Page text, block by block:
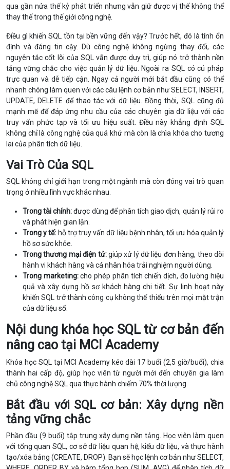
qua gần nửa thế kỷ phát triển nhưng vẫn giữ được vị thế không thể
thay thế trong thế giới công nghệ.
Điều gì khiến SQL tồn tại bền vững đến vậy? Trước hết, đó là tính ổn
định và đáng tin cậy. Dù công nghệ không ngừng thay đổi, các
nguyên tắc cốt lõi của SQL vẫn được duy trì, giúp nó trở thành nền
tảng vững chắc cho việc quản lý dữ liệu. Ngoài ra SQL có cú pháp
trực quan và dễ tiếp cận. Ngay cả người mới bắt đầu cũng có thể
nhanh chóng làm quen với các câu lệnh cơ bản nhưSELECT, INSERT,
UPDATE, DELETE để thao tác với dữ liệu. Đồng thời, SQL cũng đủ
mạnh mẽ để đáp ứng nhu cầu của các chuyên gia dữ liệu với các
truy vấn phức tạp và tối ưu hiệu suất. Điều này khẳng định SQL
không chỉ là công nghệ của quá khứ mà còn là chìa khóa cho tương
lai của phân tích dữ liệu.
Vai Trò Của SQL
SQL không chỉ giới hạn trong một ngành mà còn đóng vai trò quan
trọng ở nhiều lĩnh vực khác nhau.
Trong tài chính:được dùng để phân tích giao dịch, quản lý rủi ro
và phát hiện gian lận.
Trong y tế: hỗ trợ truy vấn dữ liệu bệnh nhân, tối ưu hóa quản lý
hồ sơ sức khỏe.
Trong thương mại điện tử:giúp xử lý dữ liệu đơn hàng, theo dõi
hành vi khách hàng và cá nhân hóa trải nghiệm người dùng.
Trong marketing:cho phép phân tích chiến dịch, đo lường hiệu
quả và xây dựng hồ sơ khách hàng chi tiết. Sự linh hoạt này
khiến SQL trở thành công cụ không thể thiếu trên mọi mặt trận
của dữ liệu số.
Nội dung khóa học SQL từ cơ bản đến
nâng cao tại MCI Academy
Khóa học SQL tại MCI Academy kéo dài 17 buổi (2,5 giờ/buổi), chia
thành hai cấp độ, giúp học viên từ người mới đến chuyên gia làm
chủ công nghệ SQL qua thực hành chiếm 70% thời lượng.
Bắt đầu với SQL cơ bản: Xây dựng nền
tảng vững chắc
Phần đầu (9 buổi) tập trung xây dựng nền tảng. Học viên làm quen
với tổng quan SQL, cơ sở dữ liệu quan hệ, kiểu dữ liệu, và thực hành
tạo/xóa bảng (CREATE, DROP) . Bạn sẽ học lệnh cơ bản nhưSELECT,